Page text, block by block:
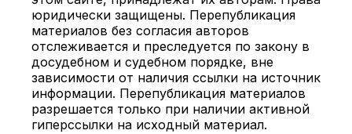
юридически защищены. Перепубликация
материалов без согласия авторов
отслеживается и преследуется по закону в
досудебном и судебном порядке, вне
зависимости от наличия ссылки на источник
информации. Перепубликация материалов
разрешается только при наличии активной
гиперссылки на исходный материал.